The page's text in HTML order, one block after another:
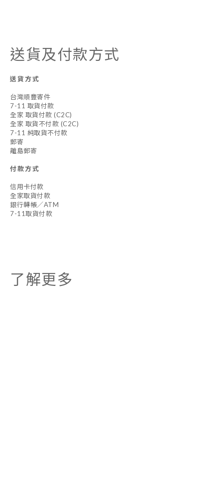
送貨及付款方式
送貨方式
台灣順豐寄件
7-11 取貨付款
全家 取貨付款 (C2C)
全家 取貨不付款 (C2C)
7-11 純取貨不付款
郵寄
離島郵寄
付款方式
信用卡付款
全家取貨付款
銀行轉帳／ATM
7-11取貨付款
了解更多